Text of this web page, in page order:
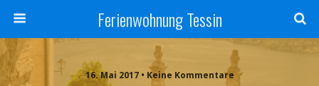
Ferienwohnung Tessin
16. Mai 2017 • Keine Kommentare